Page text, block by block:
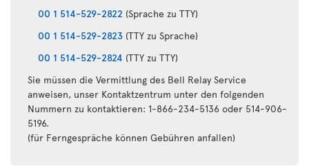
00 1 514-529-2822 (Sprache zu TTY)
00 1 514-529-2823 (TTY zu Sprache)
00 1 514-529-2824 (TTY zu TTY)
Sie müssen die Vermittlung des Bell Relay Service
anweisen, unser Kontaktzentrum unter den folgenden
Nummern zu kontaktieren: 1-866-234-5136 oder 514-906-
5196.
(für Ferngespräche können Gebühren anfallen)